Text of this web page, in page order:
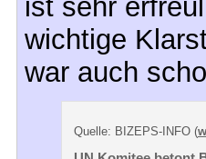
ist sehr
wichtige
war auch
Quelle: BIZEPS-INFO (